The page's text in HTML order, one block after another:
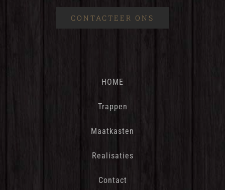
CONTACTEER ONS
HOME
Trappen
Maatkasten
Realisaties
Contact